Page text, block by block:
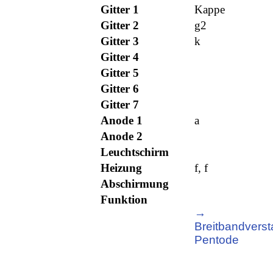
Gitter 1
Kappe
Gitter 2
g2
Gitter 3
k
Gitter 4
Gitter 5
Gitter 6
Gitter 7
Anode 1
a
Anode 2
Leuchtschirm
Heizung
f, f
Abschirmung
Funktion
→
Pentode